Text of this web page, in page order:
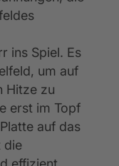
ins Spiel. Es
um auf
Hitze zu
erst im Topf
auf das
die